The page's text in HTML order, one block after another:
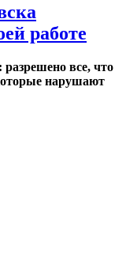
работе
все, что
нарушают